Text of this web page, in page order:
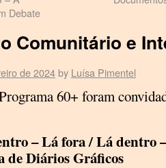
Debate
Comunitário e
de 2024by Luísa Pimentel
60+ foram
– Lá fora / Lá dentro
de Diários Gráficos